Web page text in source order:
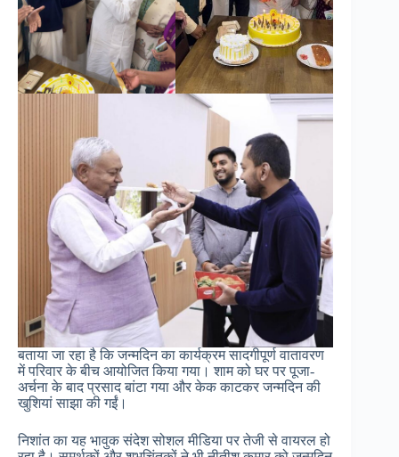
बताया जा रहा है कि जन्मदिन का कार्यक्रम सादगीपूर्ण वातावरण
में परिवार के बीच आयोजित किया गया। शाम को घर पर पूजा-
अर्चना के बाद प्रसाद बांटा गया और केक काटकर जन्मदिन की
खुशियां साझा की गईं।
निशांत का यह भावुक संदेश सोशल मीडिया पर तेजी से वायरल हो